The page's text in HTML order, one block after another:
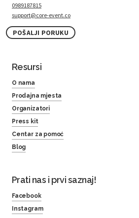
0989187815
support@core-event.co
POŠALJI PORUKU
Resursi
O nama
Prodajna mjesta
Organizatori
Press kit
Centar za pomoć
Blog
Prati nas i prvi saznaj!
Facebook
Instagram